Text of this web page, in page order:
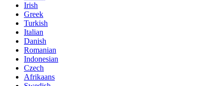
Irish
Greek
Turkish
Italian
Danish
Romanian
Indonesian
Czech
Afrikaans